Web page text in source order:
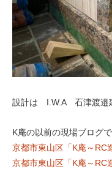
設計は I.W.A 石津渡邉
K庵の以前の現場ブログで
京都市東山区「K庵～RC
京都市東山区「K庵～RC